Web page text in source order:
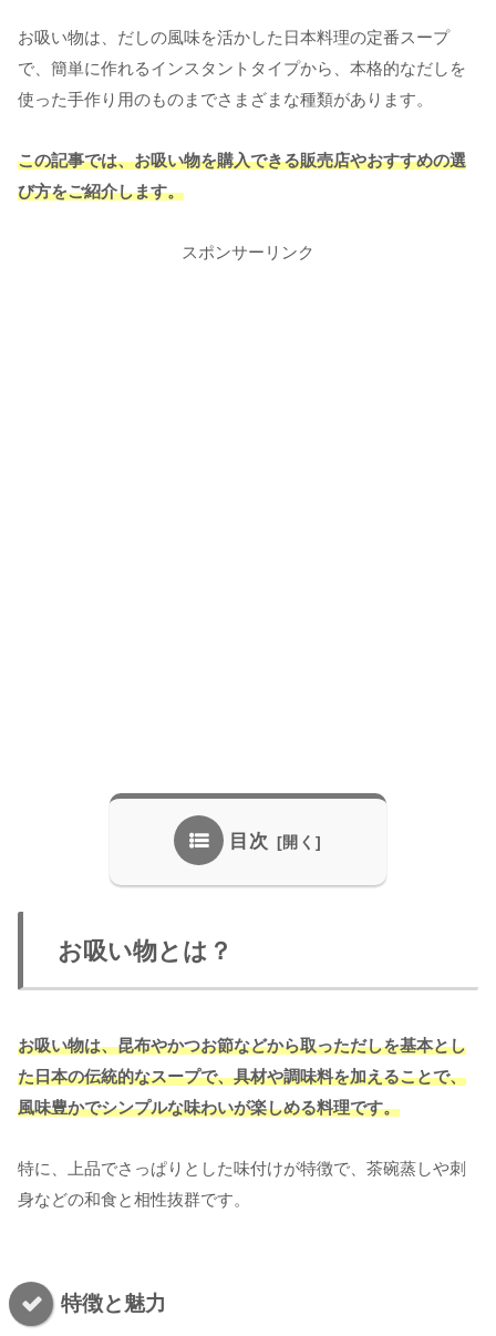
お吸い物は、だしの風味を活かした日本料理の定番スープ
で、簡単に作れるインスタントタイプから、本格的なだしを
使った手作り用のものまでさまざまな種類があります。
この記事では、お吸い物を購入できる販売店やおすすめの選
び方をご紹介します。
スポンサーリンク
目次
お吸い物とは？
お吸い物は、昆布やかつお節などから取っただしを基本とし
た日本の伝統的なスープで、具材や調味料を加えることで、
風味豊かでシンプルな味わいが楽しめる料理です。
特に、上品でさっぱりとした味付けが特徴で、茶碗蒸しや刺
身などの和食と相性抜群です。
特徴と魅力